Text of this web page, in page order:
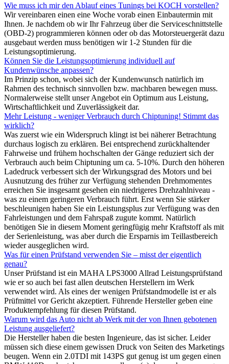
Wie muss ich mir den Ablauf eines Tunings bei KOCH vorstellen?
Wir vereinbaren einen eine Woche vorab einen Einbautermin mit
Ihnen. Je nachdem ob wir Ihr Fahrzeug über die Serviceschnittstelle
(OBD-2) programmieren können oder ob das Motorsteuergerät dazu
ausgebaut werden muss benötigen wir 1-2 Stunden für die
Leistungsoptimierung.
Können Sie die Leistungsoptimierung individuell auf
Kundenwünsche anpassen?
Im Prinzip schon, wobei sich der Kundenwunsch natürlich im
Rahmen des technisch sinnvollen bzw. machbaren bewegen muss.
Normalerweise stellt unser Angebot ein Optimum aus Leistung,
Wirtschaftlichkeit und Zuverlässigkeit dar.
Mehr Leistung - weniger Verbrauch durch Chiptuning! Stimmt das
wirklich?
Was zuerst wie ein Widerspruch klingt ist bei näherer Betrachtung
durchaus logisch zu erklären. Bei entsprechend zurückhaltender
Fahrweise und frühem hochschalten der Gänge reduziert sich der
Verbrauch auch beim Chiptuning um ca. 5-10%. Durch den höheren
Ladedruck verbessert sich der Wirkungsgrad des Motors und bei
Ausnutzung des früher zur Verfügung stehenden Drehmomentes
erreichen Sie insgesamt gesehen ein niedrigeres Drehzahlniveau -
was zu einem geringeren Verbrauch führt. Erst wenn Sie stärker
beschleunigen haben Sie ein Leistungsplus zur Verfügung was den
Fahrleistungen und dem Fahrspaß zugute kommt. Natürlich
benötigen Sie in diesem Moment geringfügig mehr Kraftstoff als mit
der Serienleistung, was aber durch die Ersparnis im Teillastbereich
wieder ausgeglichen wird.
Was für einen Prüfstand verwenden Sie – misst der eigentlich
genau?
Unser Prüfstand ist ein MAHA LPS3000 Allrad Leistungsprüfstand
wie er so auch bei fast allen deutschen Herstellern im Werk
verwendet wird. Als eines der wenigen Prüfstandmodelle ist er als
Prüfmittel vor Gericht akzeptiert. Führende Hersteller geben eine
Produktempfehlung für diesen Prüfstand.
Warum wird das Auto nicht ab Werk mit der von Ihnen gebotenen
Leistung ausgeliefert?
Die Hersteller haben die besten Ingenieure, das ist sicher. Leider
müssen sich diese einem gewissen Druck von Seiten des Marketings
beugen. Wenn ein 2.0TDI mit 143PS gut genug ist um gegen einen